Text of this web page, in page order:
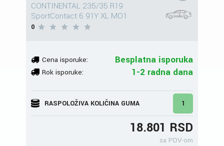
CONTINENTAL 235/35 R19
SportContact 6 91Y XL MO1
0
Cena isporuke: Besplatna isporuka
Rok isporuke: 1-2 radna dana
RASPOLOŽIVA KOLIČINA GUMA 1
18.801 RSD
sa PDV-om